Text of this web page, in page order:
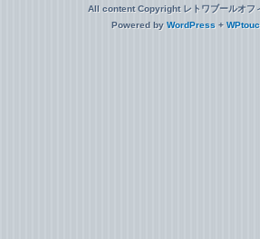
All content Copyright レトワブールオフ
Powered by WordPress +